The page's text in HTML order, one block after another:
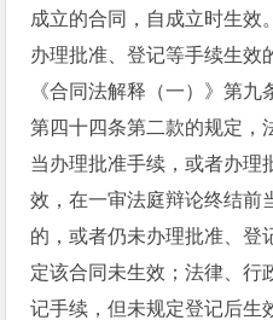
成立的合同，自成立时生效
办理批准、登记等手续生效
《合同法解释（一）》第
第四十四条第二款的规定，
当办理批准手续，或者办理
效，在一审法庭辩论终结前
的，或者仍未办理批准、登
定该合同未生效；法律、行
记手续，但未规定登记后生